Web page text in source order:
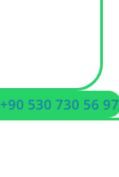
530 730 56 97